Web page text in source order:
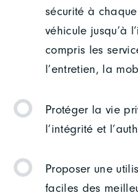
sécurité à
véhicule jusqu’à
compris les
l’entretien, la
Protéger la vie
l’intégrité et
Proposer une
faciles des